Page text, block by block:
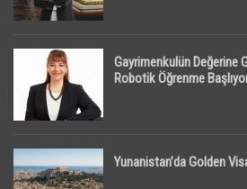
Gayrimenkulün Değerine
Robotik Öğrenme
Yunanistan’da Golden